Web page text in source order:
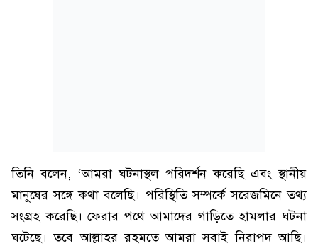
তিনি বলেন, ‘আমরা ঘটনাস্থল পরিদর্শন করেছি এবং স্থানীয়
মানুষের সঙ্গে কথা বলেছি। পরিস্থিতি সম্পর্কে সরেজমিনে তথ্য
সংগ্রহ করেছি। ফেরার পথে আমাদের গাড়িতে হামলার ঘটনা
ঘটেছে। তবে আল্লাহর রহমতে আমরা সবাই নিরাপদ আছি।